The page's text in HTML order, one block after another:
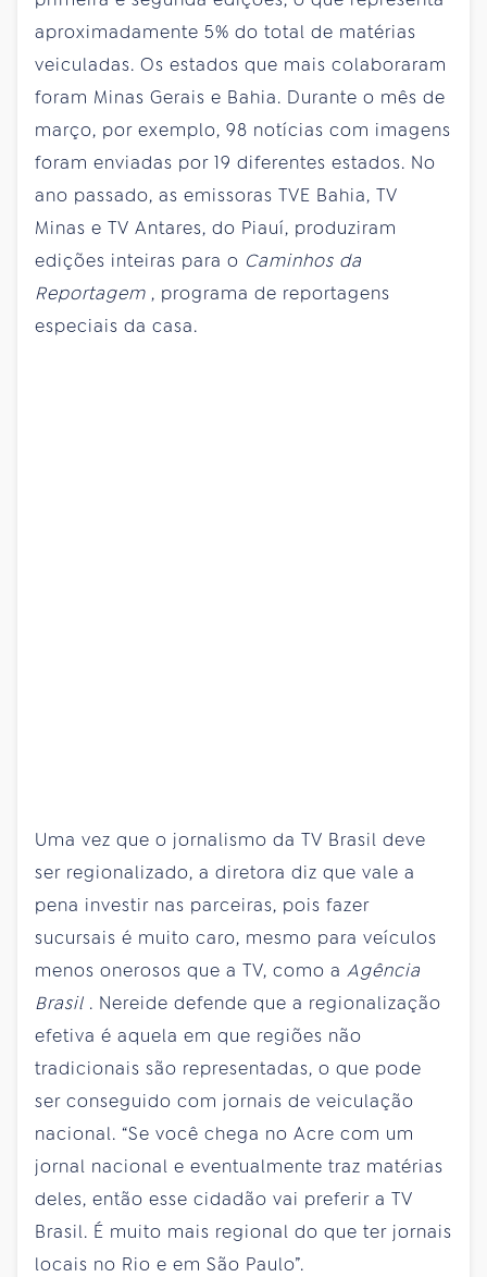
aproximadamente 5% do total de matérias
veiculadas. Os estados que mais colaboraram
foram Minas Gerais e Bahia. Durante o mês de
março, por exemplo, 98 notícias com imagens
foram enviadas por 19 diferentes estados. No
ano passado, as emissoras TVE Bahia, TV
Minas e TV Antares, do Piauí, produziram
edições inteiras para o Caminhos da
Reportagem , programa de reportagens
especiais da casa.
Uma vez que o jornalismo da TV Brasil deve
ser regionalizado, a diretora diz que vale a
pena investir nas parceiras, pois fazer
sucursais é muito caro, mesmo para veículos
menos onerosos que a TV, como a Agência
Brasil . Nereide defende que a regionalização
efetiva é aquela em que regiões não
tradicionais são representadas, o que pode
ser conseguido com jornais de veiculação
nacional. “Se você chega no Acre com um
jornal nacional e eventualmente traz matérias
deles, então esse cidadão vai preferir a TV
Brasil. É muito mais regional do que ter jornais
locais no Rio e em São Paulo”.